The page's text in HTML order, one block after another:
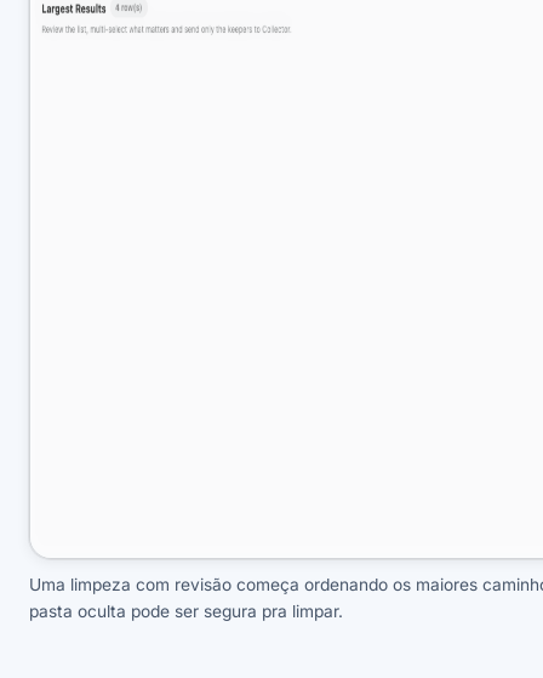
Uma limpeza com revisão começa ordenando os maiores
pasta oculta pode ser segura pra limpar.